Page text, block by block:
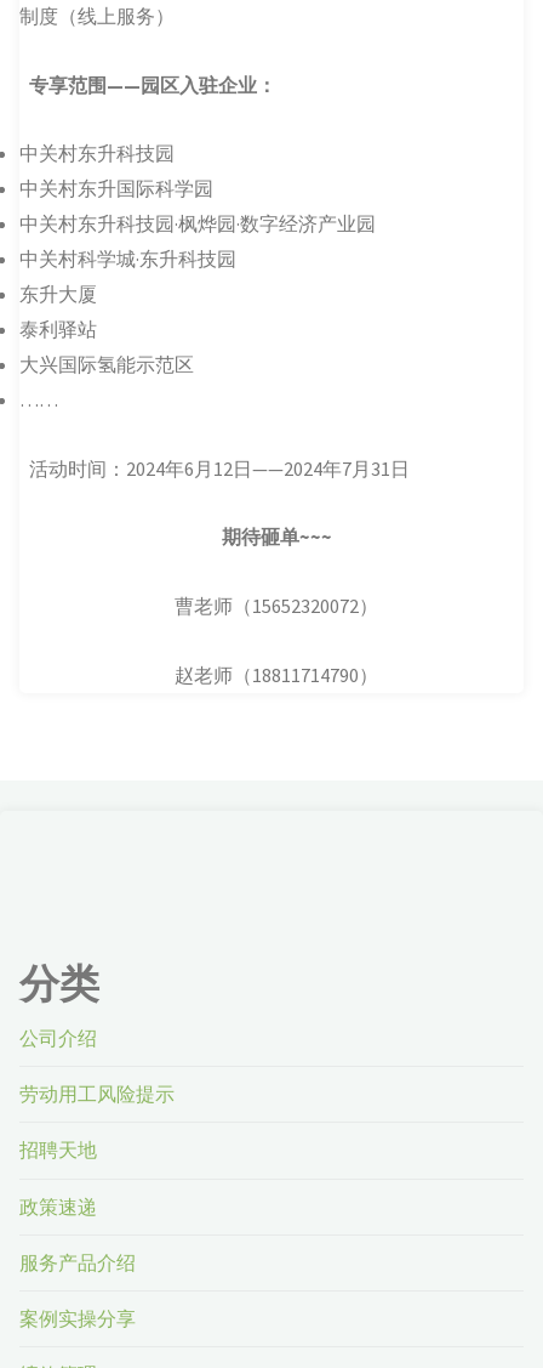
制度（线上服务）
专享范围——园区入驻企业：
中关村东升科技园
中关村东升国际科学园
中关村东升科技园·枫烨园·数字经济产业园
中关村科学城·东升科技园
东升大厦
泰利驿站
大兴国际氢能示范区
……
活动时间：2024年6月12日——2024年7月31日
期待砸单~~~
曹老师（15652320072）
赵老师（18811714790）
分类
公司介绍
劳动用工风险提示
招聘天地
政策速递
服务产品介绍
案例实操分享